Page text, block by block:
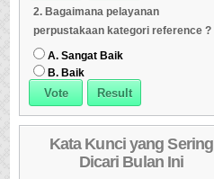
2. Bagaimana pelayanan
perpustakaan kategori reference ?
A. Sangat Baik
B. Baik
Kata Kunci yang Sering
Dicari Bulan Ini